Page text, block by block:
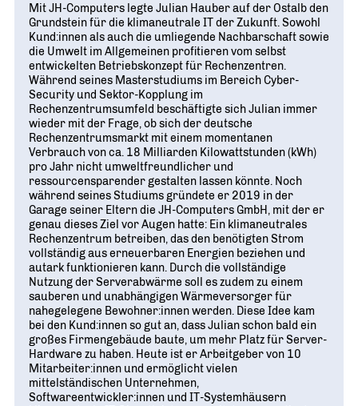
Vor Ort
KREISE IN DEN REGIONEN
Bundesvorstand
DAS FÜHRUNGSTEAM DES VERBANDS
Bundesgeschäftsstelle
ANSPRECHPARTNER IN BERLIN
Geschichte
70 JAHRE WJD
Partner
NETZWERKE WELTWEIT
Partner
Deutsche Industrie- und Handelskammer (DIHK)
Junior Chamber International (JCI)
G20 Young Entrepreneurs‘ Alliance
Ausbildungs-Ass
DEUTSCHLANDS BESTE AUSBILDER
Unternehmen Vielfalt
VIELFALT STÄRKT ZUKUNFT
Tag der jungen Wirtschaft
WIRTSCHAFTSGIPFEL
Know-how-Transfer
WIRTSCHAFT TRIFFT POLITIK
WJD Training
WJD TRAINING
Ein Tag Azubi
BERUFSEINSTIEG ERLEICHTERN
Wirtschaftswissen im Wettbewerb (w³)
WIRTSCHAFTSQUIZ FÜR SCHÜLER
CYE
CREATIVE YOUNG ENTREPRENEUR
POSITIONEN
Junge Wirtschaft. Starke Zukunft
„UNSERE POSITIONEN IM ÜBERBLICK“
Innovation und Gründung
Digitalisierung
Europa und die Welt
Beruf und Familie
Bildung und Fachkräfte
Energie und Nachhaltigkeit
PRESSE
Pressemitteilungen
AKTUELLE MELDUNGEN
NEWS
Aktuelles
NEWS AUS DEM VERBAND
Publikationen
POSITIONSPAPIERE, BROSCHÜREN
Magazin
DIE JUNGE WIRTSCHAFT
Mit JH-Computers legte Julian Hauber auf der Ostalb den
Grundstein für die klimaneutrale IT der Zukunft. Sowohl
Kund:innen als auch die umliegende Nachbarschaft sowie
die Umwelt im Allgemeinen profitieren vom selbst
entwickelten Betriebskonzept für Rechenzentren.
Während seines Masterstudiums im Bereich Cyber-
Security und Sektor-Kopplung im
Rechenzentrumsumfeld beschäftigte sich Julian immer
wieder mit der Frage, ob sich der deutsche
Rechenzentrumsmarkt mit einem momentanen
Verbrauch von ca. 18 Milliarden Kilowattstunden (kWh)
pro Jahr nicht umweltfreundlicher und
ressourcensparender gestalten lassen könnte. Noch
während seines Studiums gründete er 2019 in der
Garage seiner Eltern die JH-Computers GmbH, mit der er
genau dieses Ziel vor Augen hatte: Ein klimaneutrales
Rechenzentrum betreiben, das den benötigten Strom
vollständig aus erneuerbaren Energien beziehen und
autark funktionieren kann. Durch die vollständige
Nutzung der Serverabwärme soll es zudem zu einem
sauberen und unabhängigen Wärmeversorger für
nahegelegene Bewohner:innen werden. Diese Idee kam
bei den Kund:innen so gut an, dass Julian schon bald ein
großes Firmengebäude baute, um mehr Platz für Server-
Hardware zu haben. Heute ist er Arbeitgeber von 10
Mitarbeiter:innen und ermöglicht vielen
mittelständischen Unternehmen,
Softwareentwickler:innen und IT-Systemhäusern